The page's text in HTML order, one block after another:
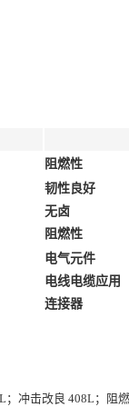
阻燃性
韧性良好
无卤
阻燃性
电气元件
电线电缆应用
连接器
冲击改良 408L；阻燃